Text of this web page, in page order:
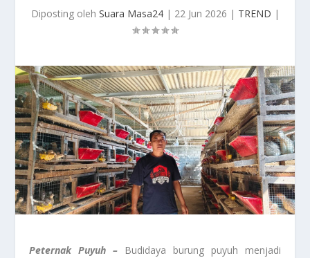
Diposting oleh Suara Masa24| 22 Jun 2026 | TREND |
Peternak Puyuh – Budidaya burung puyuh menjadi